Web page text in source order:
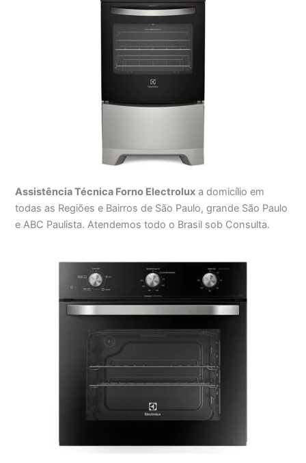
Assistência Técnica Forno Electrolux a domicílio em
todas as Regiões e Bairros de São Paulo, grande São Paulo
e ABC Paulista. Atendemos todo o Brasil sob Consulta.